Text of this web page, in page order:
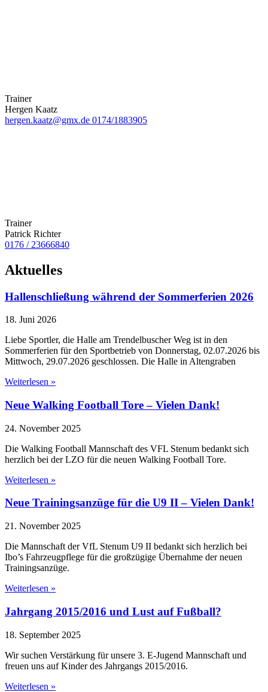
Trainer
Hergen Kaatz
hergen.kaatz@gmx.de 0174/1883905
Trainer
Patrick Richter
0176 / 23666840
Aktuelles
Hallenschließung während der Sommerferien 2026
18. Juni 2026
Liebe Sportler, die Halle am Trendelbuscher Weg ist in den
Sommerferien für den Sportbetrieb von Donnerstag, 02.07.2026 bis
Mittwoch, 29.07.2026 geschlossen. Die Halle in Altengraben
Weiterlesen »
Neue Walking Football Tore – Vielen Dank!
24. November 2025
Die Walking Football Mannschaft des VFL Stenum bedankt sich
herzlich bei der LZO für die neuen Walking Football Tore.
Weiterlesen »
Neue Trainingsanzüge für die U9 II – Vielen Dank!
21. November 2025
Die Mannschaft der VfL Stenum U9 II bedankt sich herzlich bei
Ibo’s Fahrzeugpflege für die großzügige Übernahme der neuen
Trainingsanzüge.
Weiterlesen »
Jahrgang 2015/2016 und Lust auf Fußball?
18. September 2025
Wir suchen Verstärkung für unsere 3. E-Jugend Mannschaft und
freuen uns auf Kinder des Jahrgangs 2015/2016.
Weiterlesen »